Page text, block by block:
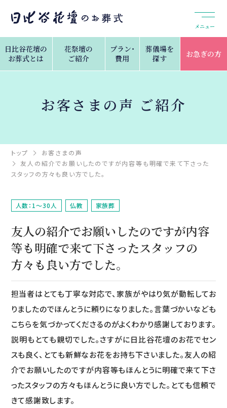
メニュー
日比谷花壇の
お葬式とは
花祭壇の
ご紹介
プラン・
費用
葬儀場を
探す
お急ぎの方
お客さまの声 ご紹介
トップ
お客さまの声
友人の紹介でお願いしたのですが内容等も明確で来て下さった
スタッフの方々も良い方でした。
人数：1～30人 仏教 家族葬
友人の紹介でお願いしたのですが内容
等も明確で来て下さったスタッフの
方々も良い方でした。
担当者はとても丁寧な対応で、家族がやはり気が動転してお
りましたのでほんとうに頼りになりました。言葉づかいなども
こちらを気づかってくださるのがよくわかり感謝しております。
説明もとても親切でした。さすがに日比谷花壇のお花でセン
スも良く、とても新鮮なお花をお持ち下さいました。友人の紹
介でお願いしたのですが内容等もほんとうに明確で来て下さ
ったスタッフの方々もほんとうに良い方でした。とても信頼で
きて感謝致します。